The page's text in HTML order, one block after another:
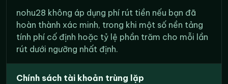
nohu28 không áp dụng phí rút tiền nếu bạn đã
hoàn thành xác minh, trong khi một số nền tảng
tính phí cố định hoặc tỷ lệ phần trăm cho mỗi lần
rút dưới ngưỡng nhất định.
Chính sách tài khoản trùng lặp